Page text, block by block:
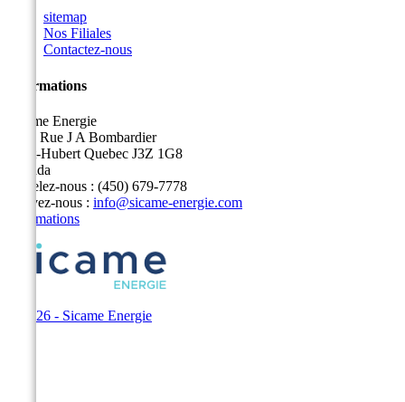
sitemap
Nos Filiales
Contactez-nous
Informations
Sicame Energie
5400 Rue J A Bombardier
Saint-Hubert Quebec J3Z 1G8
Canada
Appelez-nous : (450) 679-7778
Écrivez-nous : info@sicame-energie.com
Informations
© 2026 - Sicame Energie